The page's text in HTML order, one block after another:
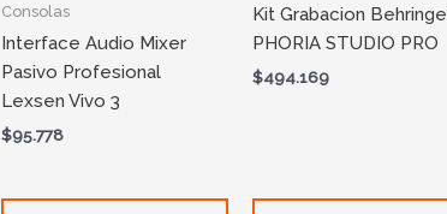
Consolas
Interface Audio Mixer
Pasivo Profesional
Lexsen Vivo 3
$95.778
Kit Grabacion
PHORIA STUDIO PRO
$494.169